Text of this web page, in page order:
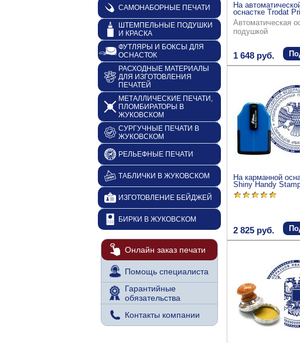
На
оснастке Trodat
Автоматическая
подушкой
1 648 руб.
На карманной
Shiny Handy
2 825 руб.
САМОНАБОРНЫЕ ПЕЧАТИ
ШТЕМПЕЛЬНЫЕ ПОДУШКИ
И КРАСКА
ФУТЛЯРЫ И БОКСЫ ДЛЯ
ОСНАСТОК
РАСХОДНЫЕ МАТЕРИАЛЫ
ДЛЯ ИЗГОТОВЛЕНИЯ
ПЕЧАТЕЙ
МЕТАЛЛИЧЕСКИЕ ПЕЧАТИ,
ПЛОМБИРАТОРЫ В
ЖУКОВСКОМ
СУРГУЧНЫЕ ПЕЧАТИ В
ЖУКОВСКОМ
РЕЛЬЕФНЫЕ ПЕЧАТИ
ТАБЛИЧКИ В ЖУКОВСКОМ
ИЗГОТОВЛЕНИЕ БЕЙДЖЕЙ
БИРКИ В ЖУКОВСКОМ
Онлайн заказ печати
Помощь специалиста
Гарантийные
обязательства
Контакты компании